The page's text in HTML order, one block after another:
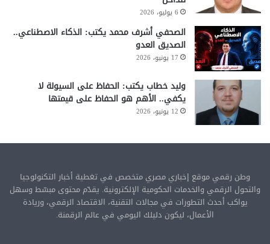
6 يوليو، 2026
الصحفي أشرف محمد يكتب: الذكاء الاصطناعي..
الصديق العدو
17 يونيو، 2026
وليد خطاب يكتب: الحفاظ على السيولة لا
يكفي.. الأهم هو الحفاظ على قيمتها
12 يونيو، 2026
وطن رقمي موقع إخباري مصري متخصص في تغطية أخبار التكنولوجيا
والتحول الرقمي والخدمات الحكومية الإلكترونية. يقدّم محتوى مبسّط وسهل
يواكب أحدث التطورات في مجالات التقنية، الاقتصاد الرقمي، وريادة
الأعمال، ليكون دليلك اليومي في عالم الرقمنة.